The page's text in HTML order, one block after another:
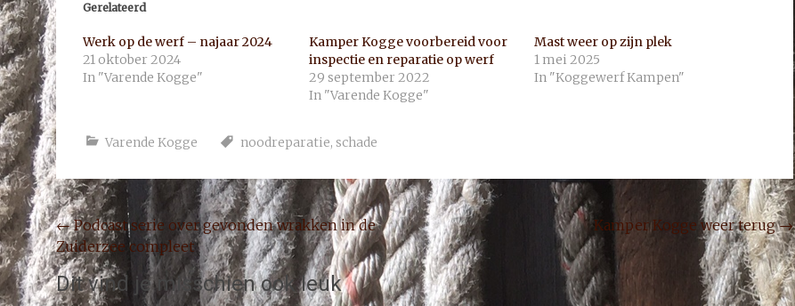
Gerelateerd
Werk op de werf – najaar 2024
21 oktober 2024
In "Varende Kogge"
Kamper Kogge voorbereid voor
inspectie en reparatie op werf
29 september 2022
In "Varende Kogge"
Mast weer op zijn plek
1 mei 2025
In "Koggewerf Kampen"
Varende Kogge noodreparatie, schade
Bericht
navigatie
←Podcast serie over gevonden wrakken in de
Zuiderzee compleet
Kamper Kogge weer terug→
Dit vind je misschien ook leuk